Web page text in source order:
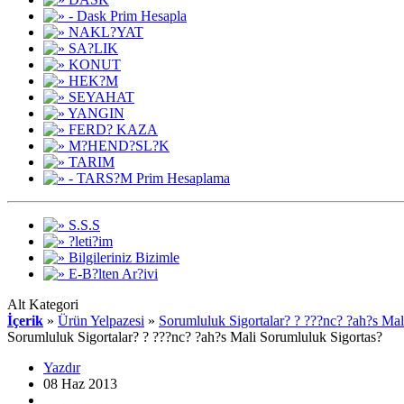
- Dask Prim Hesapla
NAKL?YAT
SA?LIK
KONUT
HEK?M
SEYAHAT
YANGIN
FERD? KAZA
M?HEND?SL?K
TARIM
- TARS?M Prim Hesaplama
S.S.S
?leti?im
Bilgileriniz Bizimle
E-B?lten Ar?ivi
Alt Kategori
İçerik » Ürün Yelpazesi » Sorumluluk Sigortalar? ? ???nc? ?ah?s
Sorumluluk Sigortalar? ? ???nc? ?ah?s Mali Sorumluluk Sigortas?
Yazdır
08 Haz 2013